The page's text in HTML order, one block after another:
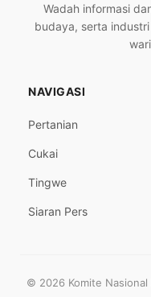
Wadah informasi
budaya, serta
NAVIGASI
Pertanian
Cukai
Tingwe
Siaran Pers
© 2026 Komite Nasional